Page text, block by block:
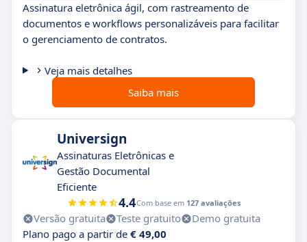
Assinatura eletrônica ágil, com rastreamento de
documentos e workflows personalizáveis para facilitar
o gerenciamento de contratos.
Veja mais detalhes
Saiba mais
Universign
Assinaturas Eletrônicas e
Gestão Documental
Eficiente
4.4Com base em 127 avaliações
Versão gratuita Teste gratuito
Demo gratuita
Plano pago a partir de € 49,00